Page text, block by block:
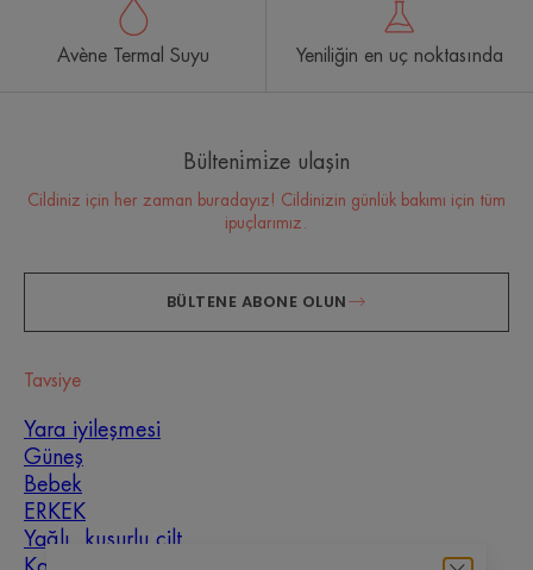
Avène Termal Suyu Yeniliğin en uç noktasında
Bülteni̇mi̇ze ulaşin
Cildiniz için her zaman buradayız! Cildinizin günlük bakımı için tüm
ipuçlarımız.
BÜLTENE ABONE OLUN
Tavsiye
Yara iyileşmesi
Güneş
Bebek
ERKEK
Yağlı, kusurlu cilt